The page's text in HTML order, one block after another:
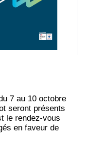
7 au 10 octobre
seront présents
le rendez-vous
en faveur de